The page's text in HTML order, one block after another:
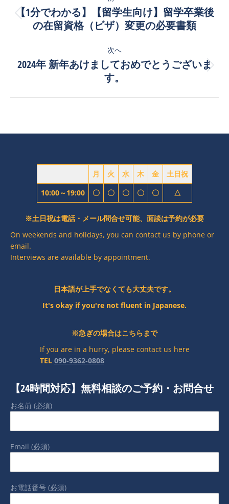
稿
ゲ
ー
ョ
前
の
稿:
【1分でわかる】【留学生向け】留学卒業後
の在留資格（ビザ）変更の必要書類
次へ
次
の
2024年 新年あけましておめでとうございま
す。
月 火 水 木 金
土日祝
10:00～19:00
〇 〇 〇 〇 〇 △
※土日祝は電話・メール問合せ可能、面談は予約が必要
On weekends and holidays, you can contact us by phone or
email.
Interviews are available by appointment.
日本語が上手でなくても大丈夫です。
It's okay if you're not fluent in Japanese.
※急ぎの場合はこちらまで
If you are in a hurry, please contact us here
TEL 090‐9362‐0808
【24時間対応】無料相談のご予約・お問合せ
お名前 (必須)
Email (必須)
お電話番号 (必須)